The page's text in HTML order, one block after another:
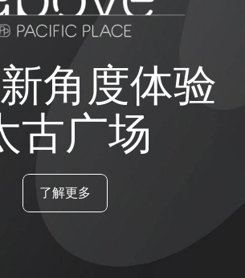
角度体验
古广场
了解更多